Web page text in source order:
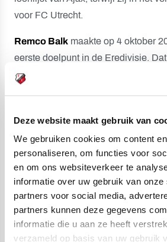
Deze website maakt gebruik van
We gebruiken cookies om content
personaliseren, om functies voor
en om ons websiteverkeer te
informatie over uw gebruik van onze
partners voor social media,
partners kunnen deze gegevens
informatie die u aan ze heeft
verzameld op basis van uw gebruik
voor FC Utrecht.
Remco Balk maakte op 4 oktober
eerste doelpunt in de Eredivisie.
namens FC Groningen. Nog nooit
Bij FC Utrecht staan Mark van der
Janssen op scherp.
Foto's van
edities van
FC Utrecht: